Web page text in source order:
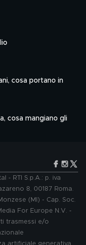
cosa portano in
cosa mangiano gli
- RTI S.p.A.: p. iva
8, 00187 Roma.
(MI) - Cap. Soc.
For Europe N.V. -
trasmessi e/o